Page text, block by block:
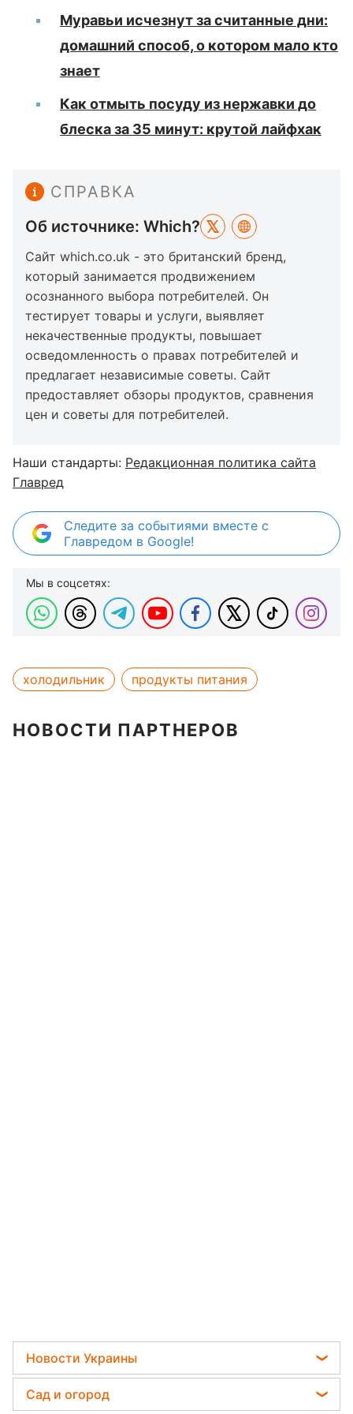
Муравьи исчезнут за считанные дни:
домашний способ, о котором мало кто
знает
Как отмыть посуду из нержавки до
блеска за 35 минут: крутой лайфхак
СПРАВКА
Об источнике: Which?
Сайт which.co.uk - это британский бренд,
который занимается продвижением
осознанного выбора потребителей. Он
тестирует товары и услуги, выявляет
некачественные продукты, повышает
осведомленность о правах потребителей и
предлагает независимые советы. Сайт
предоставляет обзоры продуктов, сравнения
цен и советы для потребителей.
Наши стандарты: Редакционная политика сайта
Главред
Следите за событиями вместе с
Главредом в Google!
Мы в соцсетях:
холодильник продукты питания
НОВОСТИ ПАРТНЕРОВ
Новости Украины
Пенсии в Украине
Сад и огород